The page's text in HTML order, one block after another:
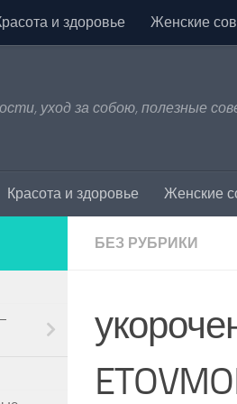
и здоровье Женские
уход за собою, полезные
Красота и здоровье Женские
БЕЗ РУБРИКИ